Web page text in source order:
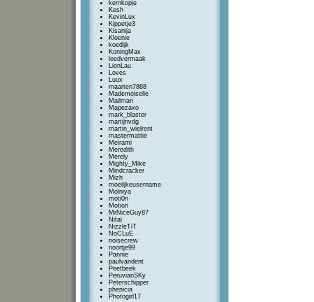
kernkopje
Kesh
KevinLux
Kippetje3
Kisanija
Kloenie
koedijk
KoningMax
leedvermaak
LionLau
Loves
Luux
maarten7888
Mademoiselle
Mailman
Mapezaxo
mark_blaster
martijnvdg
martin_wielrent
mastermattie
Meirami
Meredith
Merely
Mighty_Mike
Mindcracker
Mizh
moeiljkeusername
Molniya
moti0n
Motion
MrNiceGuy87
Nitai
NizzleTiT
NoCLuE
noisecrew
noortje99
Pannie
paulvandent
Peetbeek
PeruvianSKy
Peterschipper
phenicia
Photogirl17